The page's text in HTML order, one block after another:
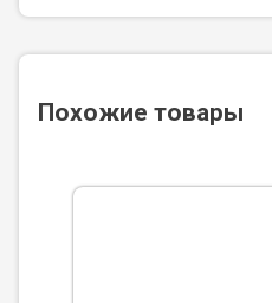
Похожие товары